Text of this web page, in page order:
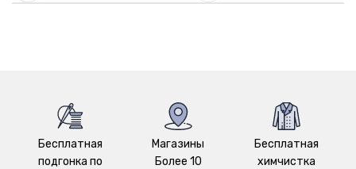
Бесплатная
подгонка по
Магазины
Более 10
Бесплатная
химчистка